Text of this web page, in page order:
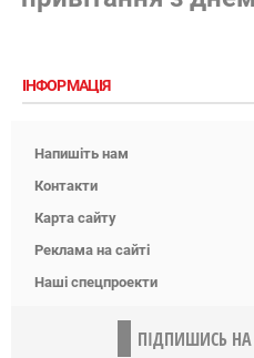
ІНФОРМАЦІЯ
Напишіть нам
Контакти
Карта сайту
Реклама на сайті
Наші спецпроекти
ПІДПИШИСЬ